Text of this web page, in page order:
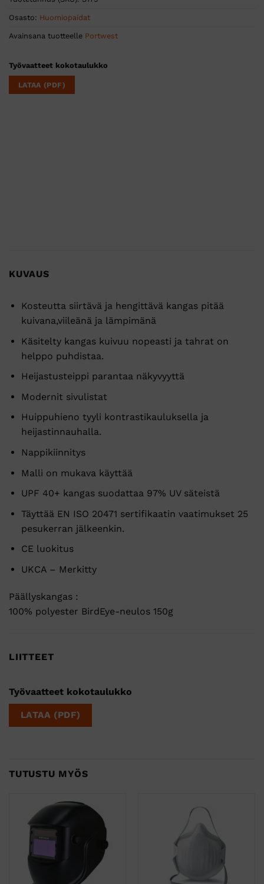
Osasto: Huomiopaidat
Avainsana tuotteelle Portwest
Työvaatteet kokotaulukko
LATAA (PDF)
KUVAUS
Kosteutta siirtävä ja hengittävä kangas pitää
kuivana,viileänä ja lämpimänä
Käsitelty kangas kuivuu nopeasti ja tahrat on
helppo puhdistaa.
Heijastusteippi parantaa näkyvyyttä
Modernit sivulistat
Huippuhieno tyyli kontrastikauluksella ja
heijastinnauhalla.
Nappikiinnitys
Malli on mukava käyttää
UPF 40+ kangas suodattaa 97% UV säteistä
Täyttää EN ISO 20471 sertifikaatin vaatimukset 25
pesukerran jälkeenkin.
CE luokitus
UKCA – Merkitty
Päällyskangas :
100% polyester BirdEye-neulos 150g
LIITTEET
Työvaatteet kokotaulukko
LATAA (PDF)
TUTUSTU MYÖS